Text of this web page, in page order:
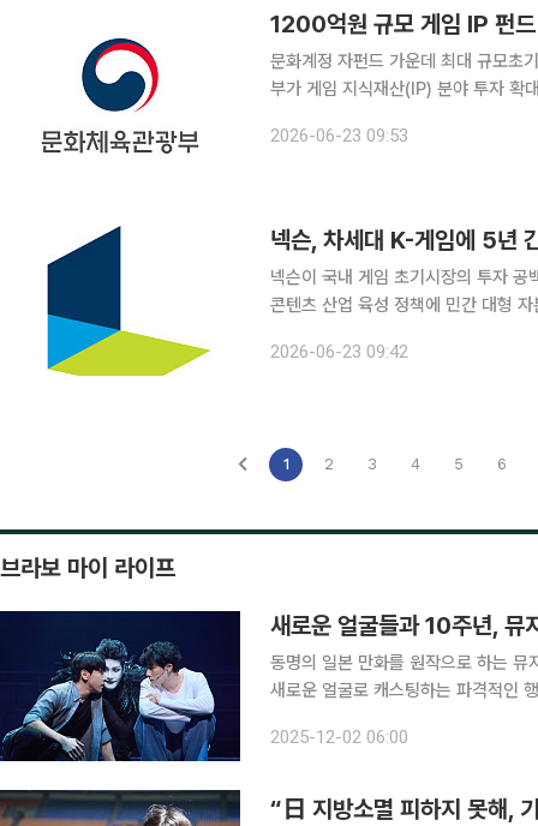
1200억원 규모 게임 IP 펀
문화계정 자펀드 가운데 최대 규모초기 개
부가 게임 지식재산(IP) 분야 투자 확
강화와 글로벌 지식재산(IP) 육성을
2026-06-23 09:53
넥슨, 차세대 K-게임에 5년
넥슨이 국내 게임 초기시장의 투자
콘텐츠 산업 육성 정책에 민간 대형
일 밝혔다. 향후 5년간 총 2500억원
2026-06-23 09:42
1 2 3 4 5 6
브라보 마이 라이프
새로운 얼굴들과 10주년, 뮤
동명의 일본 만화를 원작으로 하는 뮤
새로운 얼굴로 캐스팅하는 파격적인
2025-12-02 06:00
“日 지방소멸 피하지 못해,